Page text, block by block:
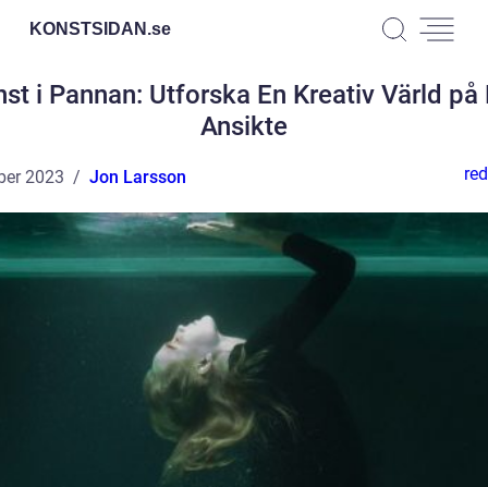
KONSTSIDAN.se
i Pannan: Utforska En Kreativ Värld på
Ansikte
2023 Jon Larsson